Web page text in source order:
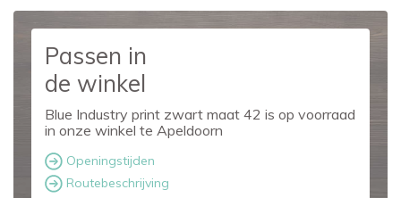
Passen in
de winkel
Blue Industry print zwart maat 42 is op voorraad
in onze winkel te Apeldoorn
Openingstijden
Routebeschrijving